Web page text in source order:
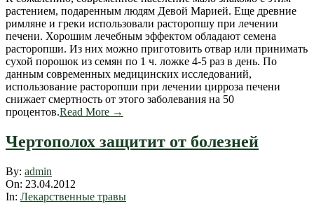
растением, подаренным людям Девой Марией. Еще древние
римляне и греки использовали расторопшу при лечении
печени. Хорошим лечебным эффектом обладают семена
расторопши. Из них можно приготовить отвар или принимать
сухой порошок из семян по 1 ч. ложке 4-5 раз в день. По
данным современных медицинских исследований,
использование расторопши при лечении цирроза печени
снижает смертность от этого заболевания на 50
процентов.Read More →
Чертополох защитит от болезней
2012-
04-
23
By: admin
On: 23.04.2012
In: Лекарственные травы